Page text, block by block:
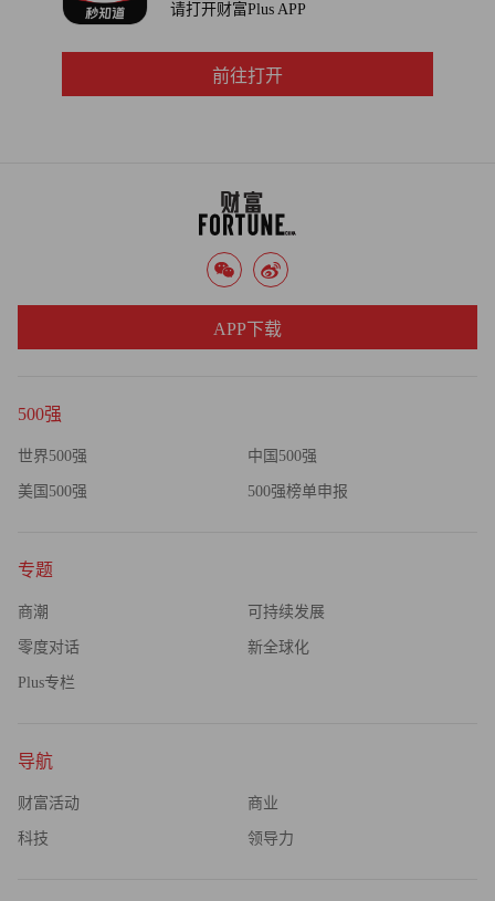
最惨烈的调整，而这一轮调整的余波仍在荡漾。信用评级公
司穆迪称中国房地产市场很难回到调整前的规模，将不再是
善行业的盈利状况，对留下的房企而言是一次机遇，但政策
对行业的深远影响料将持续更长时间。
众所周知，房地产调控政策的影响早已超出房地产行业本
身。过去十多年，地方财政、居民资产、金融理财乃至各行
各业都围绕着房地产这一中轴在运转，房地产已然成长为中
的难度与代价也就越大。治亦难，不治亦难，而在经历近三
年的严厉调控后，可以肯定的是，如何妥善处置和化解房地
产风险仍将是未来很长一段时期内关乎经济转型的重大话
编辑：刘兰香
请打开财富Plus APP
前往打开
500强
世界500强 中国500强
美国500强 500强榜单申报
专题
商潮 可持续发展
零度对话 新全球化
Plus专栏
导航
财富活动 商业
科技 领导力
APP下载